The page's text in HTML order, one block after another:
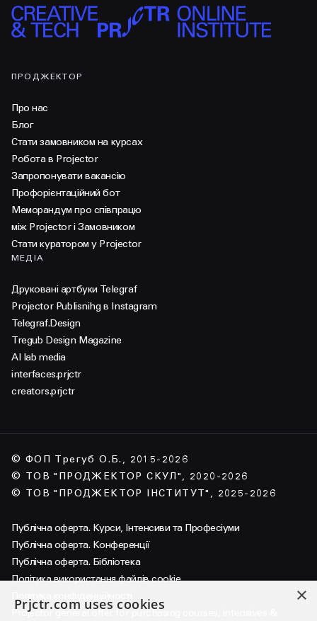
ПРОДЖЕКТОР
Про нас
Блог
Стати замовником на курсах
Робота в Projector
Запропонувати вакансію
Профорієнтаційний бот
Меморандум про співпрацю
між Projector і Замовником
Стати куратором у Projector
МЕДІА
Друковані артбуки Telegraf
Projector Publisnihg в Instagram
Telegraf.Design
Tregub Design Magazine
AI lab media
interfaces.prjctr
creators.prjctr
© ФОП Трегуб О.Б., 2015-2026
© ТОВ "ПРОДЖЕКТОР СКУЛ", 2020-2026
© ТОВ "ПРОДЖЕКТОР ІНСТИТУТ", 2025-2026
Публічна оферта. Курси, Інтенсиви та Професіуми
Публічна оферта. Конференції
Публічна оферта. Бібліотека
Політика використання файлів cookie
Projector general offer for purchasing courses, intensives &
×
Prjctr.com uses cookies